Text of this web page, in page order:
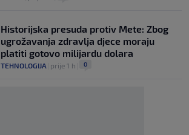
Historijska presuda protiv Mete: Zbog
ugrožavanja zdravlja djece moraju
platiti gotovo milijardu dolara
TEHNOLOGIJA prije 1 h 0